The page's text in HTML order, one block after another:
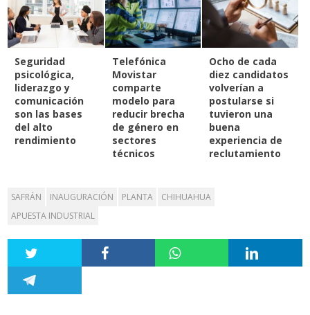
Seguridad
psicológica,
liderazgo y
comunicación
son las bases
del alto
rendimiento
Telefónica
Movistar
comparte
modelo para
reducir brecha
de género en
sectores
técnicos
Ocho de cada
diez candidatos
volverían a
postularse si
tuvieron una
buena
experiencia de
reclutamiento
SAFRÁN INAUGURACIÓN PLANTA
CHIHUAHUA
APUESTA INDUSTRIAL